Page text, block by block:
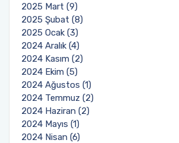
2025 Mart (9)
2025 Şubat (8)
2025 Ocak (3)
2024 Aralık (4)
2024 Kasım (2)
2024 Ekim (5)
2024 Ağustos (1)
2024 Temmuz (2)
2024 Haziran (2)
2024 Mayıs (1)
2024 Nisan (6)